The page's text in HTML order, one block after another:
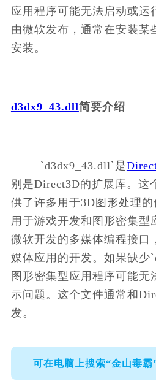
应用程序可能无法启动或运
由微软发布，通常在安装某
安装。
d3dx9_43.dll简要介绍
        `d3dx9_43.dll`是
别是Direct3D的扩展库。这
供了许多用于3D图形处理
用于游戏开发和图形密集型
微软开发的多媒体编程接口
媒体应用的开发。如果缺少
图形密集型应用程序可能无
示问题。这个文件通常和
发。
可在电脑上搜索“金山毒霸